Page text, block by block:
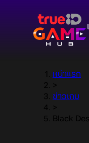
หน้าแรก
>
ข่าวเกม
>
Black